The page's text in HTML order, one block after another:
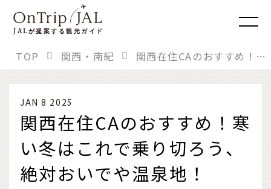
JALが提案する観光ガイド
TOP 関西・南紀 関西在住CAのおすすめ！寒い冬はこれで乗り切ろう、絶対おいでや温泉地！
JAN 8 2025
関西在住CAのおすすめ！寒
い冬はこれで乗り切ろう、
絶対おいでや温泉地！